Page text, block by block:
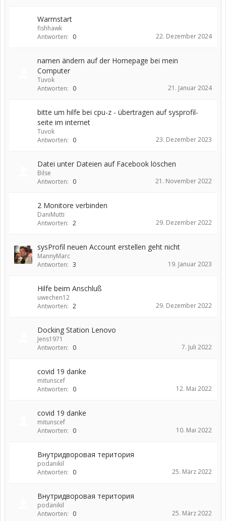
Warmstart
fishhawk
Antworten: 0 22. Dezember 2024
namen ändern auf der Homepage bei mein
Computer
Tuvok
Antworten: 0 21. Januar 2024
bitte um hilfe bei cpu-z - übertragen auf sysprofil-
seite im internet
Tuvok
Antworten: 0 23. Dezember 2023
Datei unter Dateien auf Facebook löschen
Bilse
Antworten: 0 21. November 2022
2 Monitore verbinden
DaniMutti
Antworten: 2 29. Dezember 2022
sysProfil neuen Account erstellen geht nicht
MannyMarc
Antworten: 3 19. Januar 2023
Hilfe beim Anschluß
uwechen12
Antworten: 2 29. Dezember 2022
Docking Station Lenovo
Jens1971
Antworten: 0 7. Juli 2022
covid 19 danke
mitunscef
Antworten: 0 12. Mai 2022
covid 19 danke
mitunscef
Antworten: 0 10. Mai 2022
Внутридворовая територия
podanikil
Antworten: 0 25. März 2022
Внутридворовая територия
podanikil
Antworten: 0 25. März 2022